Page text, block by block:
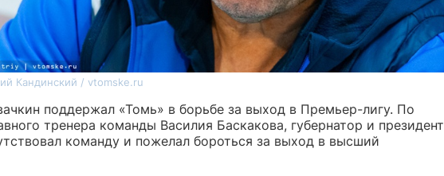
Кандинский / vtomske.ru
поддержал «Томь» в борьбе за выход в Премьер-лигу. По
тренера команды Василия Баскакова, губернатор и президент
команду и пожелал бороться за выход в высший